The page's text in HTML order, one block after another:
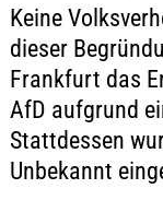
Keine
dieser
Frankfurt das
AfD aufgrund
Stattdessen
Unbekannt